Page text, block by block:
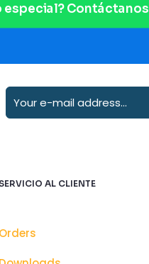
especial? Contáctanos
AL CLIENTE
Orders